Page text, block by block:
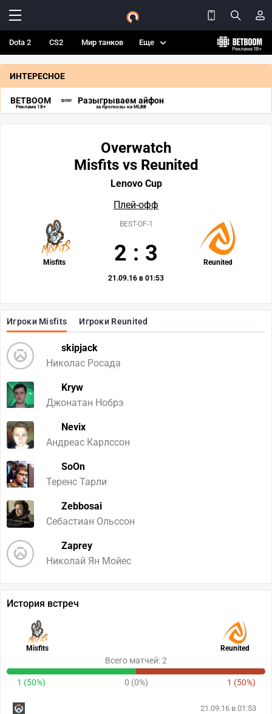
Dota 2 CS2 Мир танков Еще
ИНТЕРЕСНОЕ
BETBOOM
Реклама 18+
Разыгрываем айфон
за прогнозы на MLBB
Игроки Misfits Игроки Reunited
skipjack
Николас Росада
Kryw
Джонатан Нобрэ
Nevix
Андреас Карлссон
SoOn
Теренс Тарли
Zebbosai
Себастиан Ольссон
Zaprey
Николай Ян Мойес
Overwatch
Misfits vs Reunited
Lenovo Cup
Плей-офф
Misfits Reunited
BEST-OF-1
2 : 3
21.09.16 в 01:53
История встреч
Misfits Reunited
Всего матчей: 2
1 (50%) 0 (0%) 1 (50%)
21.09.16 в 01:53